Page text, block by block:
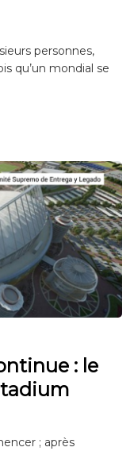
personnes,
qu’un mondial se
: le
; après